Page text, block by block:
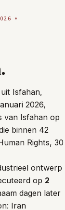
Isfahan,
2026,
van Isfahan op
binnen 42
Rights, 30
ontwerp
op 2
dagen later
Iran